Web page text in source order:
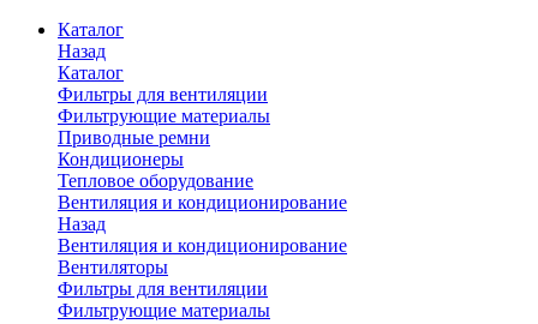
Каталог
Назад
Каталог
Фильтры для вентиляции
Фильтрующие материалы
Приводные ремни
Кондиционеры
Тепловое оборудование
Вентиляция и кондиционирование
Назад
Вентиляция и кондиционирование
Вентиляторы
Фильтры для вентиляции
Фильтрующие материалы